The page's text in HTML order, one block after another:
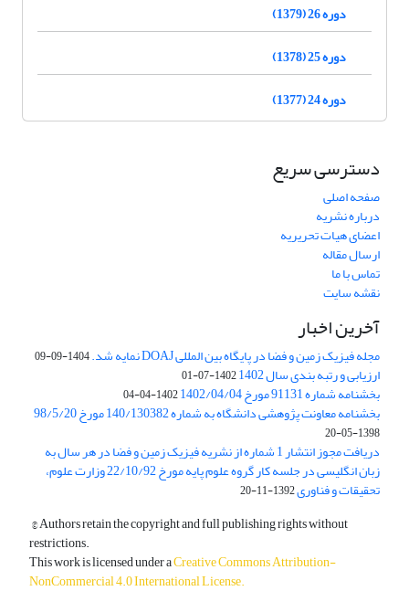
دوره 26 (1379)
دوره 25 (1378)
دوره 24 (1377)
دسترسی سریع
صفحه اصلی
درباره نشریه
اعضای هیات تحریریه
ارسال مقاله
تماس با ما
نقشه سایت
آخرین اخبار
مجله فیزیک زمین و فضا در پایگاه بین المللی DOAJ نمایه شد. 1404-09-09
ارزیابی و رتبه بندی سال 1402 1402-07-01
بخشنامه شماره 91131 مورخ 1402/04/04 1402-04-04
بخشنامه معاونت پژوهشی دانشگاه به شماره 140/130382 مورخ 98/5/20
1398-05-20
دریافت مجوز انتشار 1 شماره از نشریه فیزیک زمین و فضا در هر سال به
زبان انگلیسی در جلسه کار گروه علوم پایه مورخ 22/10/92 وزارت علوم،
تحقیقات و فناوری1392-11-20
© Authors retain the copyright and full publishing rights without
restrictions.
This work is licensed under aCreative Commons Attribution-
NonCommercial 4.0 International License.